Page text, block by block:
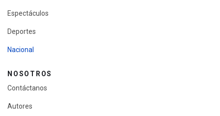
Espectáculos
Deportes
Nacional
NOSOTROS
Contáctanos
Autores